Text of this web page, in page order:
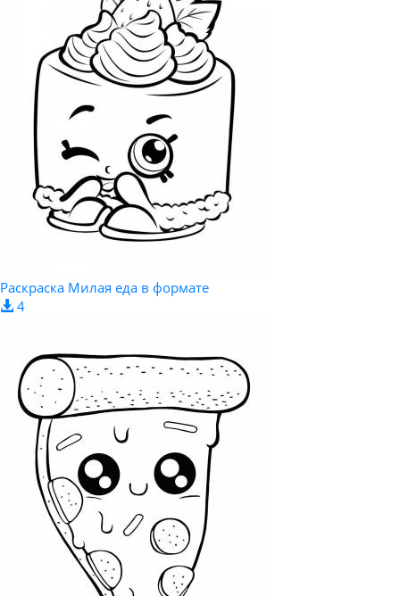
Раскраска Милая еда в формате
4